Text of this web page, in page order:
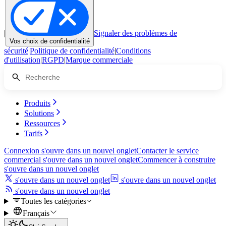
|
Vos choix de confidentialité
Signaler des problèmes de
sécurité|Politique de confidentialité|Conditions
d'utilisation|RGPD|Marque commerciale
Produits
Solutions
Ressources
Tarifs
Connexion s'ouvre dans un nouvel ongletContacter le service
commercial s'ouvre dans un nouvel ongletCommencer à construire
s'ouvre dans un nouvel onglet
s'ouvre dans un nouvel onglet
s'ouvre dans un nouvel onglet
s'ouvre dans un nouvel onglet
Toutes les catégories
Français